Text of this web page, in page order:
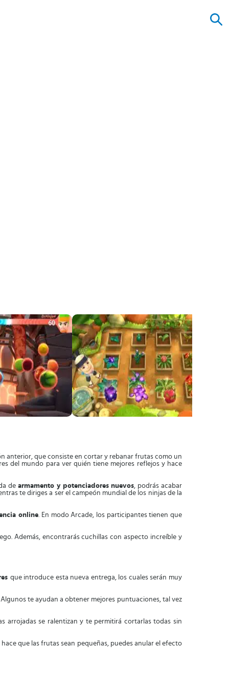
anterior, que consiste en cortar y rebanar frutas como un
del mundo para ver quién tiene mejores reflejos y hace
de armamento y potenciadores nuevos, podrás acabar
te diriges a ser el campeón mundial de los ninjas de la
online. En modo Arcade, los participantes tienen que
Además, encontrarás cuchillas con aspecto increíble y
que introduce esta nueva entrega, los cuales serán muy
Algunos te ayudan a obtener mejores puntuaciones, tal vez
arrojadas se ralentizan y te permitirá cortarlas todas sin
hace que las frutas sean pequeñas, puedes anular el efecto